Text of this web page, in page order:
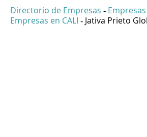
Directorio de Empresas - Empresas
Empresas en CALI - Jativa Prieto